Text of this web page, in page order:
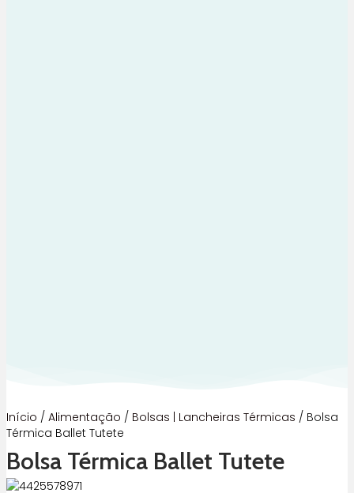
Início / Alimentação / Bolsas | Lancheiras Térmicas / Bolsa
Térmica Ballet Tutete
Bolsa Térmica Ballet Tutete